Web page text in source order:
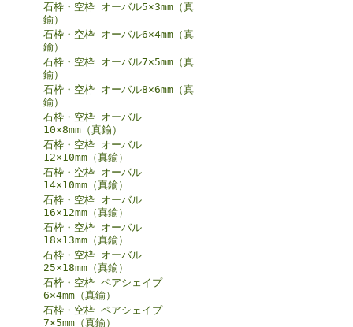
石枠・空枠 オーバル5×3mm（真
鍮）
石枠・空枠 オーバル6×4mm（真
鍮）
石枠・空枠 オーバル7×5mm（真
鍮）
石枠・空枠 オーバル8×6mm（真
鍮）
石枠・空枠 オーバル
10×8mm（真鍮）
石枠・空枠 オーバル
12×10mm（真鍮）
石枠・空枠 オーバル
14×10mm（真鍮）
石枠・空枠 オーバル
16×12mm（真鍮）
石枠・空枠 オーバル
18×13mm（真鍮）
石枠・空枠 オーバル
25×18mm（真鍮）
石枠・空枠 ペアシェイプ
6×4mm（真鍮）
石枠・空枠 ペアシェイプ
7×5mm（真鍮）